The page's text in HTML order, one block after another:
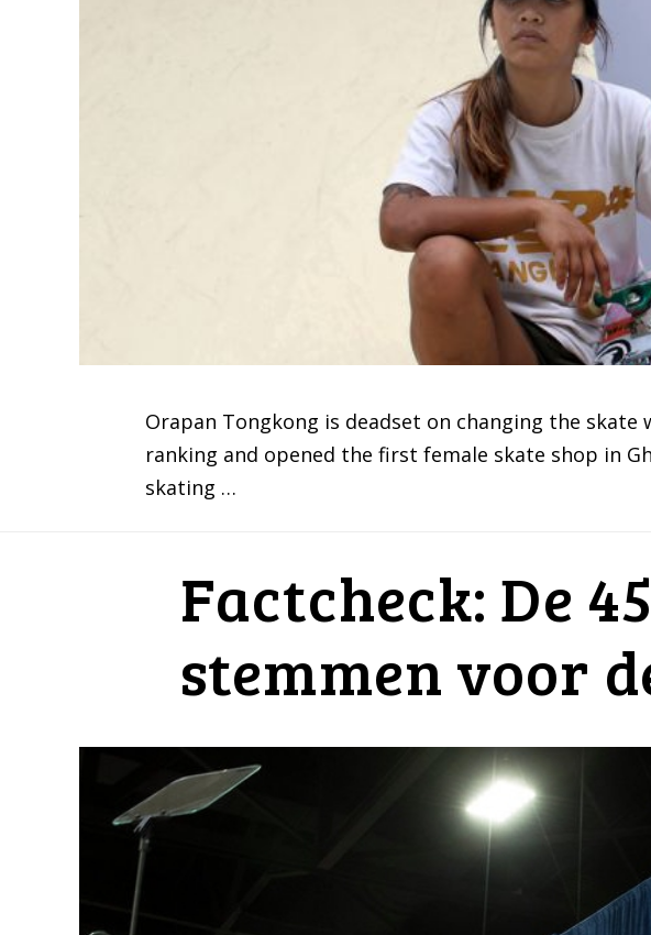
Orapan Tongkong is deadset on changing the
ranking and opened the first female skate shop in
skating …
Factcheck: De
stemmen voor